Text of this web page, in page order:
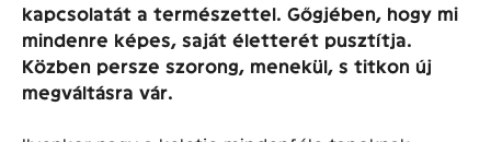
kapcsolatát a természettel. Gőgjében, hogy mi
mindenre képes, saját életterét pusztítja.
Közben persze szorong, menekül, s titkon új
megváltásra vár.